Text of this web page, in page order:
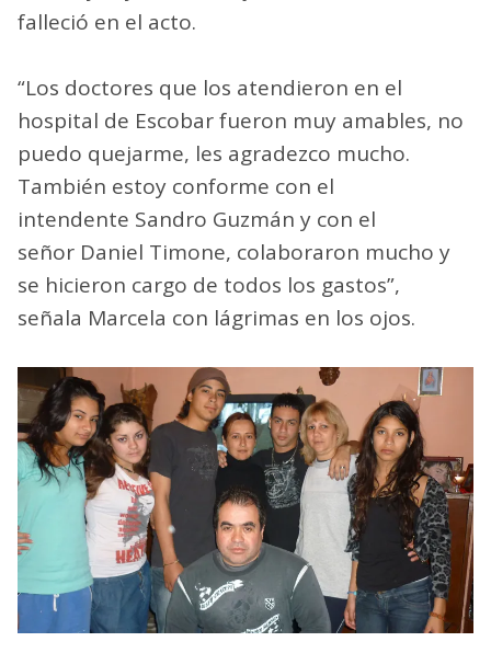
falleció en el acto.
“Los doctores que los atendieron en el
hospital de Escobar fueron muy amables, no
puedo quejarme, les agradezco mucho.
También estoy conforme con el
intendente Sandro Guzmán y con el
señor Daniel Timone, colaboraron mucho y
se hicieron cargo de todos los gastos”,
señala Marcela con lágrimas en los ojos.